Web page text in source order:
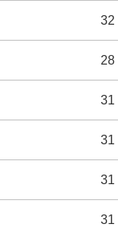
32
28
31
31
31
31